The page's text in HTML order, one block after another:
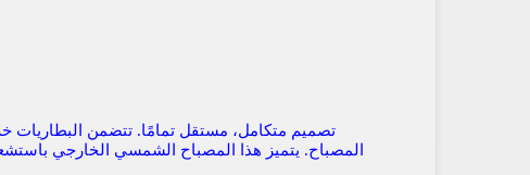
تصميم متكامل، مستقل تمامًا. تتضمن البطاريات
المصباح. يتميز هذا المصباح الشمسي الخارجي